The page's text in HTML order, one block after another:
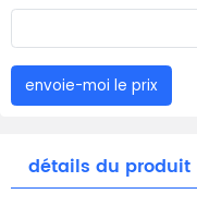
envoie-moi le prix
détails du produit